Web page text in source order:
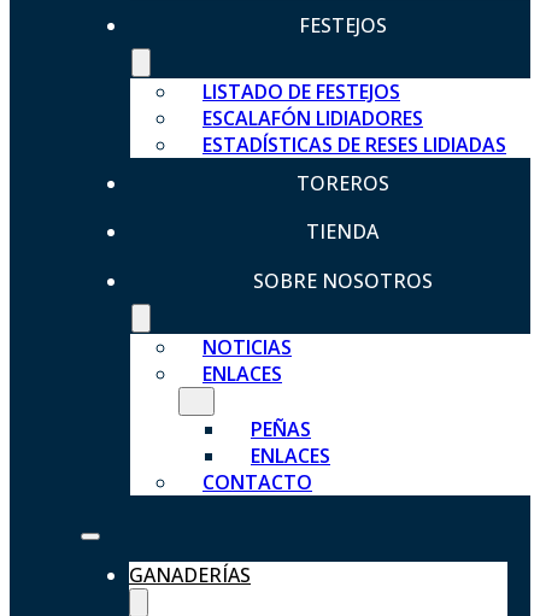
FESTEJOS
LISTADO DE FESTEJOS
ESCALAFÓN LIDIADORES
ESTADÍSTICAS DE RESES LIDIADAS
TOREROS
TIENDA
SOBRE NOSOTROS
NOTICIAS
ENLACES
PEÑAS
ENLACES
CONTACTO
GANADERÍAS